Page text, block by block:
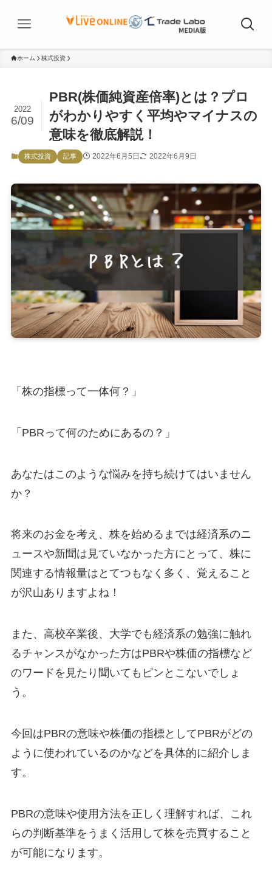
ホーム 株式投資
PBR(株価純資産倍率)とは？プロ
がわかりやすく平均やマイナスの
意味を徹底解説！
2022
6/09
株式投資 記事 2022年6月5日 2022年6月9日
「株の指標って一体何？」
「PBRって何のためにあるの？」
あなたはこのような悩みを持ち続けてはいません
か？
将来のお金を考え、 株を始めるまでは経済系のニ
ュースや新聞は見ていなかった方にとって、株に
関連する情報量はとてつもなく多く、覚えること
が沢山ありますよね！
また、高校卒業後、大学でも経済系の勉強に触れ
るチャンスがなかった方はPBRや株価の指標など
のワードを見たり聞いてもピンとこないでしょ
う。
今回はPBRの意味や株価の指標としてPBRがどの
ように使われているのかなどを具体的に紹介しま
す。
PBRの意味や使用方法を正しく理解すれば、これ
らの判断基準をうまく活用して株を売買すること
が可能になります。